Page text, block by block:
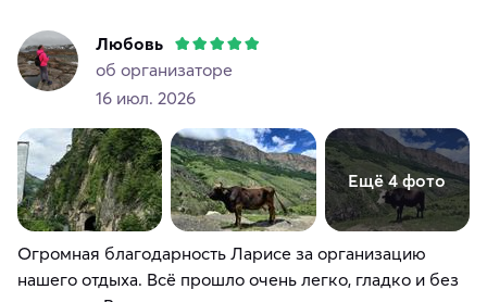
Любовь
об организаторе
16 июл. 2026
Ещё 4 фото
​Огромная благодарность Ларисе за организацию
нашего отдыха. Всё прошло очень легко, гладко и без